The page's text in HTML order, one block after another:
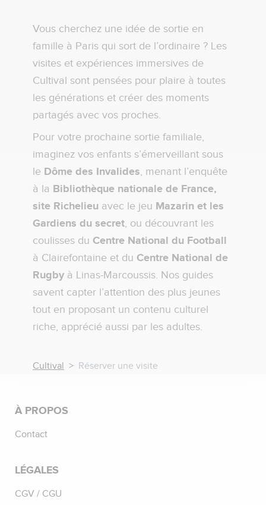
Vous cherchez une idée de sortie en
famille à Paris qui sort de l’ordinaire ? Les
visites et expériences immersives de
Cultival sont pensées pour plaire à toutes
les générations et créer des moments
partagés avec vos proches.
Pour votre prochaine sortie familiale,
imaginez vos enfants s’émerveillant sous
le Dôme des Invalides, menant l’enquête
à la Bibliothèque nationale de France,
site Richelieu avec le jeu Mazarin et les
Gardiens du secret, ou découvrant les
coulisses du Centre National du Football
à Clairefontaine et du Centre National de
Rugby à Linas-Marcoussis. Nos guides
savent capter l’attention des plus jeunes
tout en proposant un contenu culturel
riche, apprécié aussi par les adultes.
Cultival Réserver une visite
À PROPOS
Contact
LÉGALES
CGV / CGU